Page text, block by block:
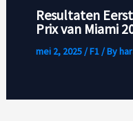
Resultaten
Prix van Miami
mei 2, 2025/F1/ By